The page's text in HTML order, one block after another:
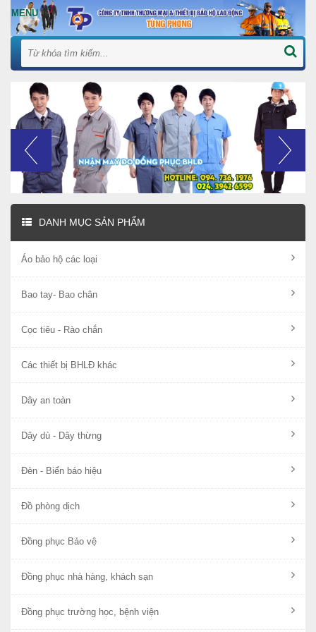
DANH MỤC SẢN PHẨM
Áo bảo hộ các loại
Bao tay- Bao chân
Cọc tiêu - Rào chắn
Các thiết bị BHLĐ khác
Dây an toàn
Dây dù - Dây thừng
Đèn - Biển báo hiệu
Đồ phòng dịch
Đồng phục Bảo vệ
Đồng phục nhà hàng, khách sạn
Đồng phục trường học, bệnh viện